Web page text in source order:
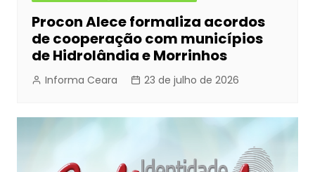
Procon Alece formaliza acordos
de cooperação com municípios
de Hidrolândia e Morrinhos
Informa Ceara 23 de julho de 2026